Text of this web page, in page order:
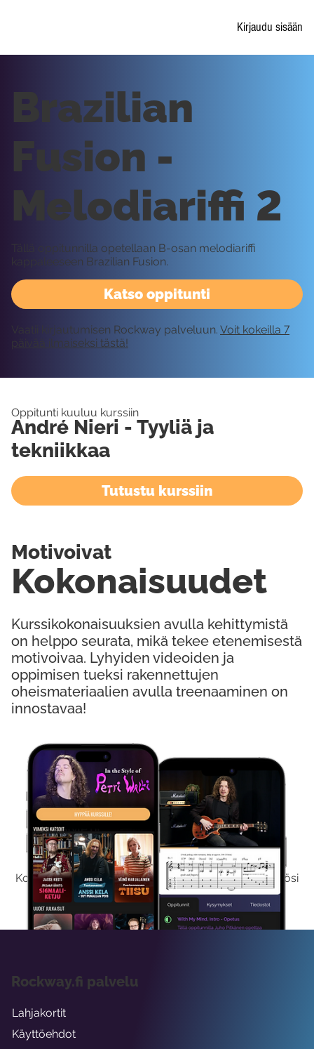
Kirjaudu sisään
Kokeile Ilmaiseksi
Kokeilemalla ilmaiseksi saat koko sisältömme käyttöösi
viikon ajaksi.
Katso oppitunti
Brazilian
Fusion -
Melodiariffi 2
Tällä oppitunnilla opetellaan B-osan melodiariffi
kappaleeseen Brazilian Fusion.
Vaatii kirjautumisen Rockway palveluun. Voit kokeilla 7
päivää ilmaiseksi tästä!
Oppitunti kuuluu kurssiin
André Nieri - Tyyliä ja
tekniikkaa
Tutustu kurssiin
Kurssikokonaisuuksien avulla kehittymistä
on helppo seurata, mikä tekee etenemisestä
motivoivaa. Lyhyiden videoiden ja
oppimisen tueksi rakennettujen
oheismateriaalien avulla treenaaminen on
innostavaa!
Kokonaisuudet
Motivoivat
Rockway.fi palvelu
Lahjakortit
Käyttöehdot